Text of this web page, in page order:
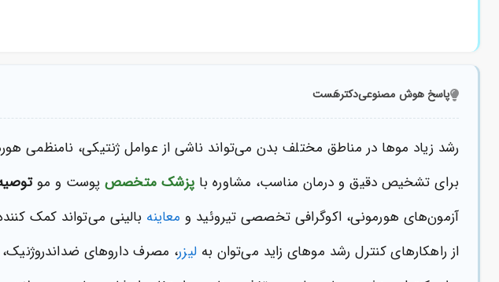
پاسخ هوش مصنوعیدکترهَست
رشد زیاد موها در مناطق مختلف بدن می‌تواند ناشی از عوامل ژنتیکی، نامنظمی
برای تشخیص دقیق و درمان مناسب، مشاوره با پزشک متخصصپوست و مو
آزمون‌های هورمونی، اکوگرافی تخصصی تیروئید و معاینه بالینی می‌تواند کمک
از راهکارهای کنترل رشد موهای زاید می‌توان بهلیزر، مصرف داروهای